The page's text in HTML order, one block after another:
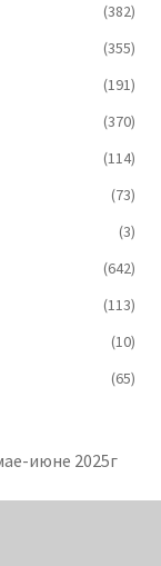
(382)
(355)
(191)
(370)
(114)
(73)
(3)
(642)
(113)
(10)
(65)
июне 2025г